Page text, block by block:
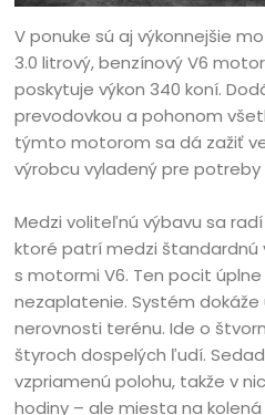
V ponuke sú aj výkonnejšie
3.0 litrový, benzínový V6
poskytuje výkon 340 koní.
prevodovkou a pohonom
týmto motorom sa dá zažiť
výrobcu vyladený pre potreby
Medzi voliteľnú výbavu sa
ktoré patrí medzi štandardnú
s motormi V6. Ten pocit
nezaplatenie. Systém
nerovnosti terénu. Ide o
štyroch dospelých ľudí.
vzpriamenú polohu, takže v
hodiny – ale miesta na